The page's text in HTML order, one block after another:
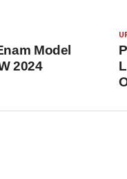
Model
2024